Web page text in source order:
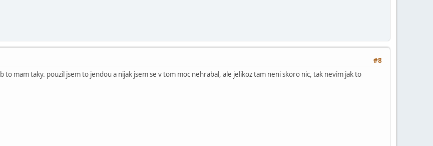
#8
to mam taky. pouzil jsem to jendou a nijak jsem se v tom moc nehrabal, ale jelikoz tam neni skoro nic, tak nevim jak to